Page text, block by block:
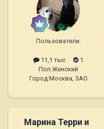
Пользователи.
11,1 тыс
1
Пол:Женский
Город:Москва, ЗАО
Марина Терри и